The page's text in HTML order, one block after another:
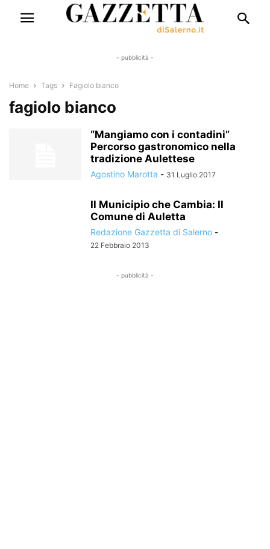
- pubblicità -
Home Tags Fagiolo bianco
fagiolo bianco
“Mangiamo con i contadini”
Percorso gastronomico nella
tradizione Aulettese
Agostino Marotta - 31 Luglio 2017
Il Municipio che Cambia: Il
Comune di Auletta
Redazione Gazzetta di Salerno -
22 Febbraio 2013
- pubblicità -